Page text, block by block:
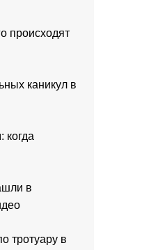
происходят
каникул в
когда
в
тротуару в